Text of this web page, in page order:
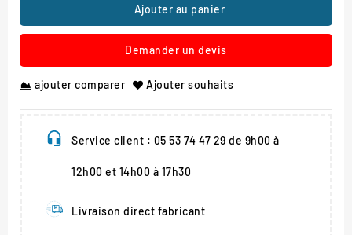
Ajouter au panier
Demander un devis
ajouter comparer Ajouter souhaits
Service client : 05 53 74 47 29 de 9h00 à
12h00 et 14h00 à 17h30
Livraison direct fabricant